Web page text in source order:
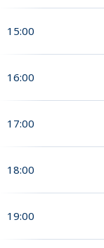
15:00
16:00
17:00
18:00
19:00